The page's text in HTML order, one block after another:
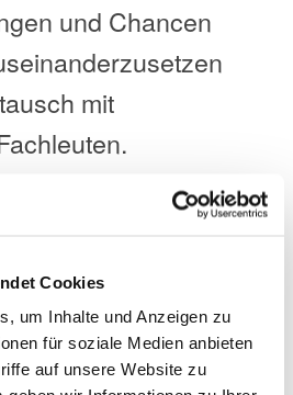
Cookies
um Inhalte und Anzeigen zu
für soziale Medien anbieten
auf unsere Website zu
und Chancen
mit
ist die
Cooking-